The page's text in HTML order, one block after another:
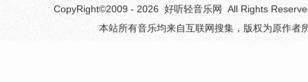
CopyRight©2009 - 2026 好听轻音乐网
All Rights
本站所有音乐均来自互联网搜集，版权为原作者